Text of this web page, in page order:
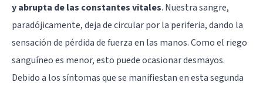
y abrupta de las constantes vitales. Nuestra sangre,
paradójicamente, deja de circular por la periferia, dando la
sensación de pérdida de fuerza en las manos. Como el riego
sanguíneo es menor, esto puede ocasionar desmayos.
Debido a los síntomas que se manifiestan en esta segunda